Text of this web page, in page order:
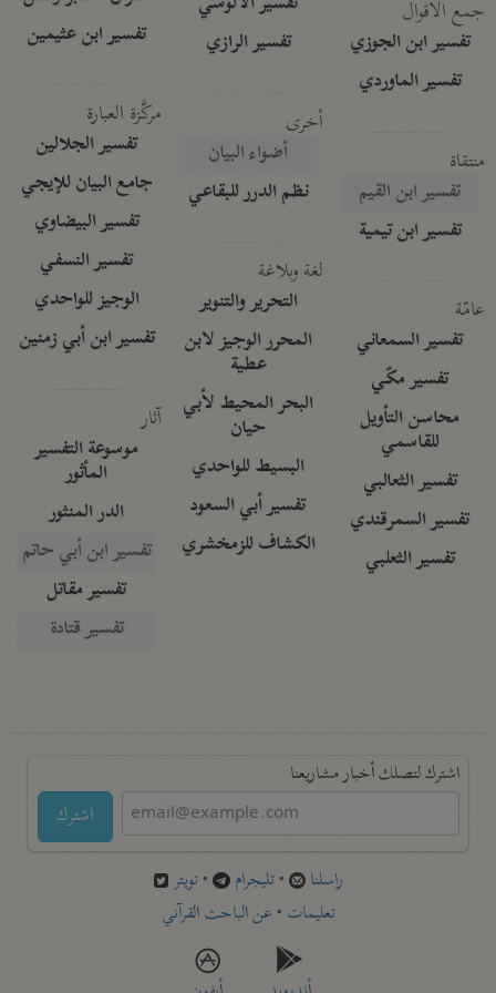
جمع الأقوال
تفسير ابن الجوزي
تفسير الماوردي
منتقاة
تفسير ابن القيم
تفسير ابن تيمية
عامّة
تفسير السمعاني
تفسير مكّي
محاسن التأويل
للقاسمي
تفسير الثعالبي
تفسير السمرقندي
تفسير الثعلبي
تفسير الرازي
أخرى
أضواء البيان
نظم الدرر للبقاعي
لغة وبلاغة
التحرير والتنوير
المحرر الوجيز لابن
عطية
البحر المحيط لأبي
حيان
البسيط للواحدي
تفسير أبي السعود
الكشاف للزمخشري
تفسير ابن عثيمين
مركَّزة العبارة
تفسير الجلالين
جامع البيان للإيجي
تفسير البيضاوي
تفسير النسفي
الوجيز للواحدي
تفسير ابن أبي زمنين
آثار
موسوعة التفسير
المأثور
الدر المنثور
تفسير ابن أبي حاتم
تفسير مقاتل
تفسير قتادة
اشترك لتصلك أخبار مشاريعنا
اشترك
راسلنا •تليجرام •تويتر
تعليمات •عن الباحث القرآني